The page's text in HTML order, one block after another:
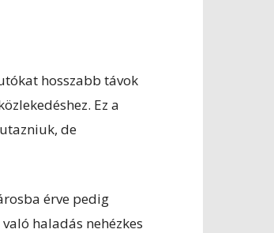
hosszabb távok
Ez a
de
érve pedig
haladás nehézkes